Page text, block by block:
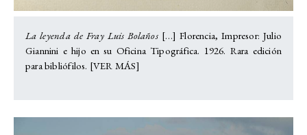
La leyenda de Fray Luis Bolaños […] Florencia, Impresor: Julio
Giannini e hijo en su Oficina Tipográfica. 1926. Rara edición
para bibliófilos. [VER MÁS]